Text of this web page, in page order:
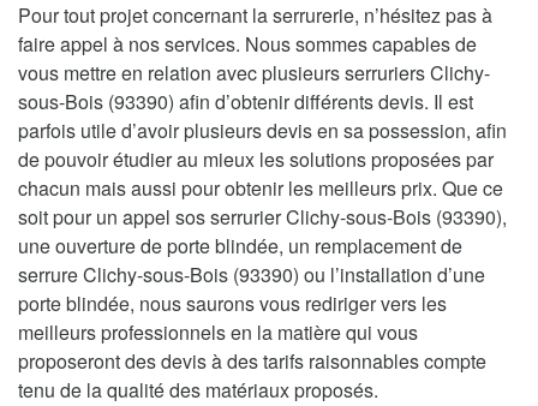
Pour tout projet concernant la serrurerie, n’hésitez pas à
faire appel à nos services. Nous sommes capables de
vous mettre en relation avec plusieurs serruriers Clichy-
sous-Bois (93390) afin d’obtenir différents devis. Il est
parfois utile d’avoir plusieurs devis en sa possession, afin
de pouvoir étudier au mieux les solutions proposées par
chacun mais aussi pour obtenir les meilleurs prix. Que ce
soit pour un appel sos serrurier Clichy-sous-Bois (93390),
une ouverture de porte blindée, un remplacement de
serrure Clichy-sous-Bois (93390) ou l’installation d’une
porte blindée, nous saurons vous rediriger vers les
meilleurs professionnels en la matière qui vous
proposeront des devis à des tarifs raisonnables compte
tenu de la qualité des matériaux proposés.